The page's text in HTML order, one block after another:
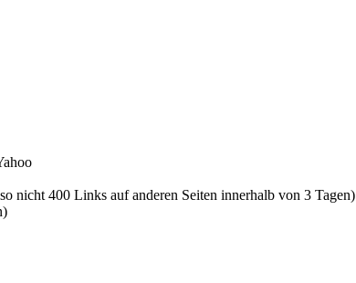
nicht 400 Links auf anderen Seiten innerhalb von 3 Tagen)